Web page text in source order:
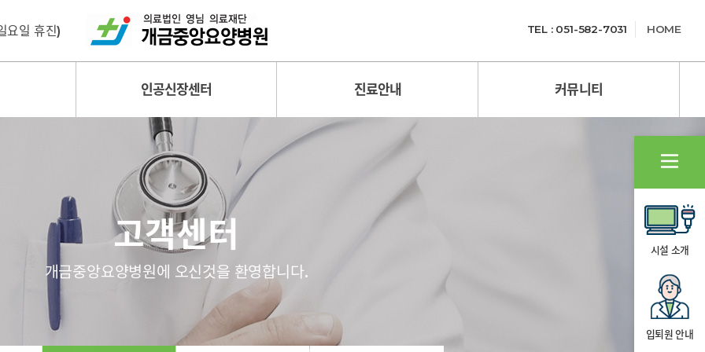
시설 소개
입퇴원 안내
일 휴진) TEL : 051-582-7031 HOME
인공신장센터 진료안내 커뮤니티
고객센터
개금중앙요양병원에 오신것을 환영합니다.